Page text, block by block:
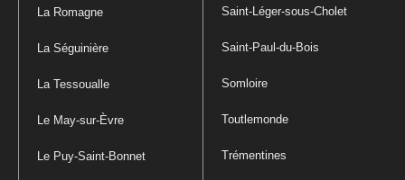
La Romagne
La Séguinière
La Tessoualle
Le May-sur-Èvre
Le Puy-Saint-Bonnet
Saint-Léger-sous-Cholet
Saint-Paul-du-Bois
Somloire
Toutlemonde
Trémentines